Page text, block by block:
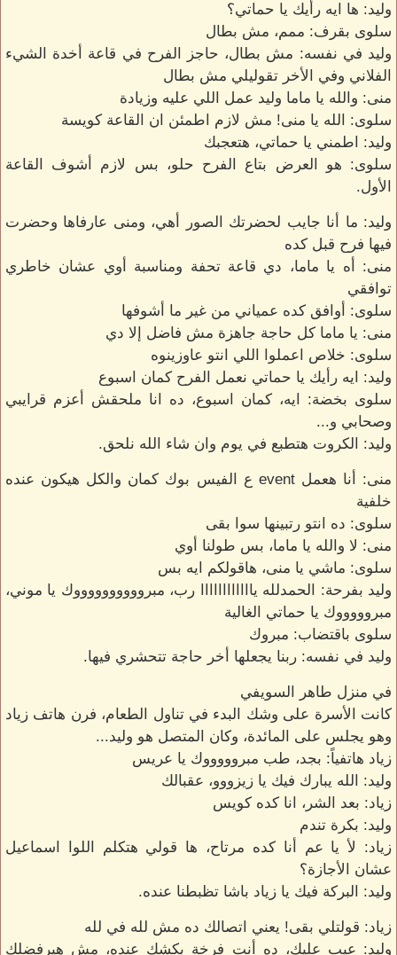
وليد: ها ايه رأيك يا حماتي؟
سلوى بقرف: ممم، مش بطال
وليد في نفسه: مش بطال، حاجز الفرح في قاعة أخدة الشيء
الفلاني وفي الأخر تقوليلي مش بطال
منى: والله يا ماما وليد عمل اللي عليه وزيادة
سلوى: الله يا منى! مش لازم اطمئن ان القاعة كويسة
وليد: اطمني يا حماتي، هتعجبك
سلوى: هو العرض بتاع الفرح حلو، بس لازم أشوف القاعة
الأول.
وليد: ما أنا جايب لحضرتك الصور أهي، ومنى عارفاها وحضرت
فيها فرح قبل كده
منى: أه يا ماما، دي قاعة تحفة ومناسبة أوي عشان خاطري
توافقي
سلوى: أوافق كده عمياني من غير ما أشوفها
منى: يا ماما كل حاجة جاهزة مش فاضل إلا دي
سلوى: خلاص اعملوا اللي انتو عاوزينوه
وليد: ايه رأيك يا حماتي نعمل الفرح كمان اسبوع
سلوى بخضة: ايه، كمان اسبوع، ده انا ملحقش أعزم قرايبي
وصحابي و...
وليد: الكروت هتطبع في يوم وان شاء الله نلحق.
منى: أنا هعمل event ع الفيس بوك كمان والكل هيكون عنده
خلفية
سلوى: ده انتو رتبينها سوا بقى
منى: لا والله يا ماما، بس طولنا أوي
سلوى: ماشي يا منى، هاقولكم ايه بس
وليد بفرحة: الحمدلله ياااااااااااا رب، مبرووووووووووك يا موني،
مبروووووك يا حماتي الغالية
سلوى باقتضاب: مبروك
وليد في نفسه: ربنا يجعلها أخر حاجة تتحشري فيها.
في منزل طاهر السويفي
كانت الأسرة على وشك البدء في تناول الطعام، فرن هاتف زياد
وهو يجلس على المائدة، وكان المتصل هو وليد...
زياد هاتفياً: بجد، طب مبروووووك يا عريس
وليد: الله يبارك فيك يا زيزووو، عقبالك
زياد: بعد الشر، انا كده كويس
وليد: بكرة تندم
زياد: لأ يا عم أنا كده مرتاح، ها قولي هتكلم اللوا اسماعيل
عشان الأجازة؟
وليد: البركة فيك يا زياد باشا تظبطنا عنده.
زياد: قولتلي بقى! يعني اتصالك ده مش لله في لله
وليد: عيب عليك، ده أنت فرخة بكشك عنده، مش هيرفضلك